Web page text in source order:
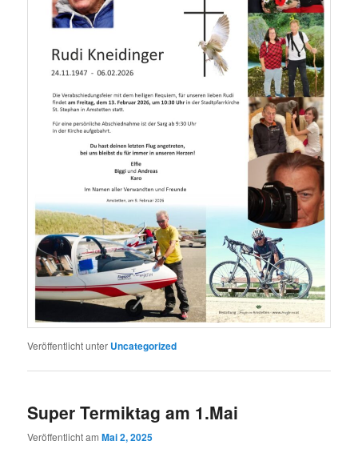
Veröffentlicht unter Uncategorized
Super Termiktag am 1.Mai
Veröffentlicht amMai 2, 2025